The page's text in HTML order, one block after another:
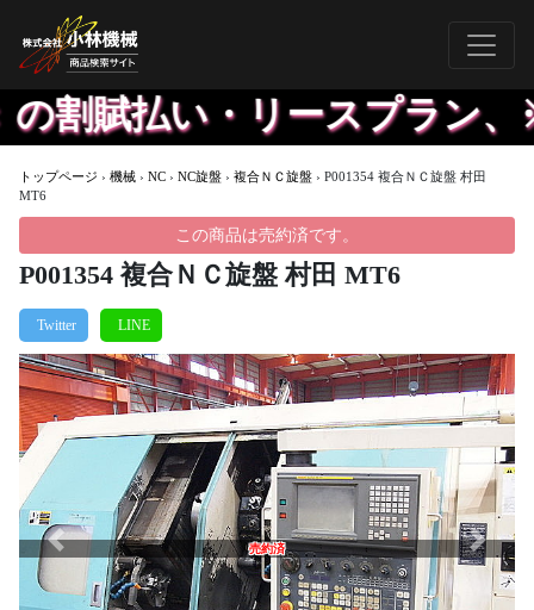
払い・リースプラン、※
トップページ › 機械 › NC › NC旋盤 › 複合ＮＣ旋盤 › P001354 複合ＮＣ旋盤 村田
MT6
この商品は売約済です。
P001354 複合ＮＣ旋盤 村田 MT6
売約済
Previous Next